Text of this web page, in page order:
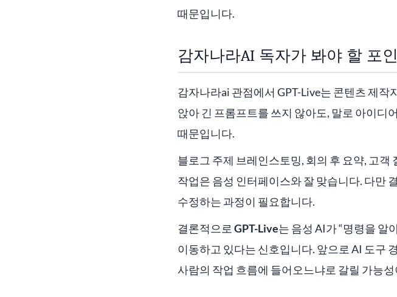
때문입니다.
감자나라AI 독자가 봐야 할 포
감자나라ai 관점에서 GPT-Live는 콘텐츠 제
앉아 긴 프롬프트를 쓰지 않아도, 말로 아이디
때문입니다.
블로그 주제 브레인스토밍, 회의 후 요약, 고
작업은 음성 인터페이스와 잘 맞습니다. 다만
수정하는 과정이 필요합니다.
결론적으로 GPT-Live는 음성 AI가 “명령을 알
이동하고 있다는 신호입니다. 앞으로 AI 도구
사람의 작업 흐름에 들어오느냐로 갈릴 가능